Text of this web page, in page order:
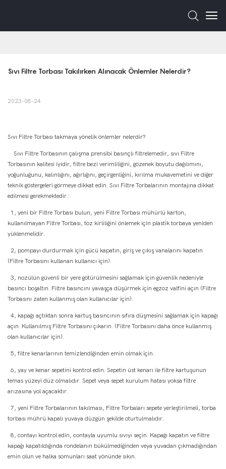
Sıvı Filtre Torbası Takılırken Alınacak Önlemler Nelerdir?
2023-08-24
Sıvı Filtre Torbası takmaya yönelik önlemler nelerdir?
Sıvı Filtre Torbasının çalışma prensibi basınçlı filtrelemedir, sıvı Filtre
Torbasının kalitesi iyidir, filtre bezi verimliliğini, gözenek boyutu dağılımını,
yoğunluğunu, kalınlığını, ağırlığını, geçirgenliğini, kırılma mukavemetini ve diğer
teknik göstergeleri görmeye dikkat edin. Sıvı Filtre Torbalarının montajına dikkat
edilmesi gerekmektedir.:
1, yeni bir Filtre Torbası bulun, yeni Filtre Torbası mühürlü karton,
kullanılmayan Filtre Torbası, toz kirliliğini önlemek için plastik torbaya yeniden
yüklenmelidir.
2, pompayı durdurmak için gücü kapatın, giriş ve çıkış vanalarını kapatın
(Filtre Torbasını kullanan kullanıcı için).
3, nozülün güvenli bir yere götürülmesini sağlamak için güvenlik nedeniyle
basıncı boşaltın. Filtre basıncını yavaşça düşürmek için egzoz valfini açın (Filtre
Torbasını zaten kullanmış olan kullanıcılar için).
4, kapağı açtıktan sonra kartuş basıncının sıfıra düşmesini sağlamak için kapağı
açın. Kullanılmış Filtre Torbasını çıkarın. (Filtre Torbasını daha önce kullanmış
olan kullanıcılar için).
5, filtre kenarlarının temizlendiğinden emin olmak için.
6, yay ve kenar sepetini kontrol edin. Sepetin üst kenarı ile filtre kartuşunun
temas yüzeyi düz olmalıdır. Sepet veya sepet kurulum hatası yoksa filtre
arızasına yol açacaktır.
7, yeni Filtre Torbalarının takılması, Filtre Torbaları sepete yerleştirilmeli, torba
torbası mührü kapalı yuvaya düzgün şekilde oturtulmalıdır.
8, contayı kontrol edin, contayla uyumlu sıvıyı seçin. Kapağı kapatın ve filtre
kapağı kapatıldığında rondelanın bükülmediğinden veya yuvadan çıkmadığından
emin olun ve halka somunları saat yönünde sıkın.